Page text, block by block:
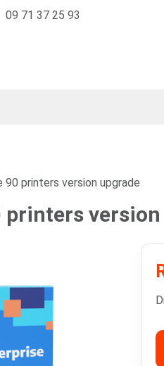
09 71 37 25 93
90 printers version upgrade
printers